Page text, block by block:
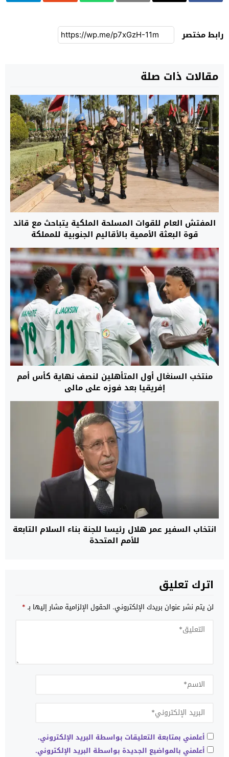
رابط مختصر
مقالات ذات صلة
المفتش العام للقوات المسلحة الملكية يتباحث مع قائد
قوة البعثة الأممية بالأقاليم الجنوبية للمملكة
منتخب السنغال أول المتأهلين لنصف نهاية كأس أمم
إفريقيا بعد فوزه على مالي
انتخاب السفير عمر هلال رئيسا للجنة بناء السلام التابعة
للأمم المتحدة
اترك تعليق
لن يتم نشر عنوان بريدك الإلكتروني. الحقول الإلزامية مشار إليها بـ*
أعلمني بمتابعة التعليقات بواسطة البريد الإلكتروني.
أعلمني بالمواضيع الجديدة بواسطة البريد الإلكتروني.